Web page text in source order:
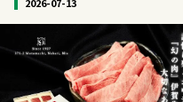
2026-07-13